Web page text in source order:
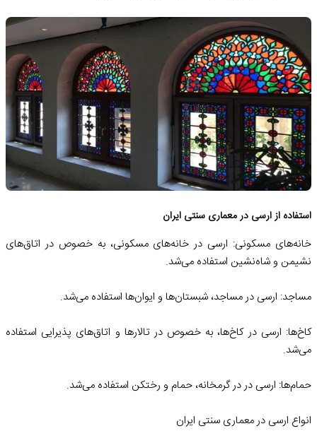
استفاده از ارسی در معماری سنتی ایران
خانه‌های مسکونی: ارسی در خانه‌های مسکونی، به خصوص در اتاق‌های
نشیمن و شاه‌نشین استفاده می‌شد.
مساجد: ارسی در مساجد، شبستان‌ها و ایوان‌ها استفاده می‌شد.
کاخ‌ها: ارسی در کاخ‌ها، به خصوص در تالارها و اتاق‌های پذیرایی استفاده
می‌شد.
حمام‌ها: ارسی در در گرمخانه، حمام و رختکن استفاده می‌شد.
انواع ارسی در معماری سنتی ایران